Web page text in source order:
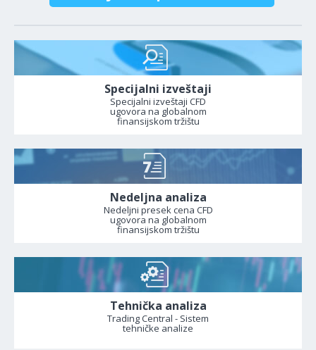
Specijalni izveštaji
Specijalni izveštaji CFD
ugovora na globalnom
finansijskom tržištu
Nedeljna analiza
Nedeljni presek cena CFD
ugovora na globalnom
finansijskom tržištu
Tehnička analiza
Trading Central - Sistem
tehničke analize